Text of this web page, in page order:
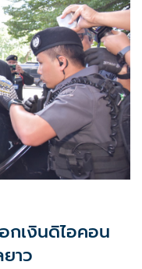
เงินดิไอคอน
าว